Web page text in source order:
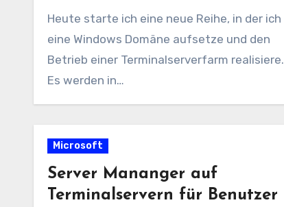
Heute starte ich eine neue Reihe, in der ich
eine Windows Domäne aufsetze und den
Betrieb einer Terminalserverfarm realisiere.
Es werden in…
Microsoft
Server Mananger auf
Terminalservern für Benutzer